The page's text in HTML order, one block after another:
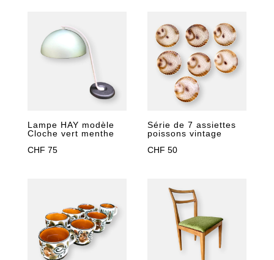
Lampe HAY modèle
Cloche vert menthe
CHF 75
Série de 7 assiettes
poissons vintage
CHF 50